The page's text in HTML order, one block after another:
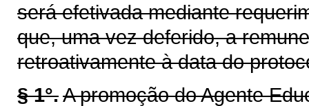
será efetivada mediante
que, uma vez deferido, a
retroativamente à data do
§ 1°.A promoção do Agente